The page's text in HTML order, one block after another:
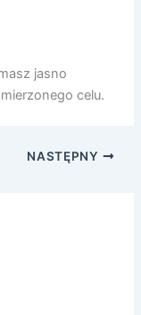
jasno
celu.
NASTĘPNY